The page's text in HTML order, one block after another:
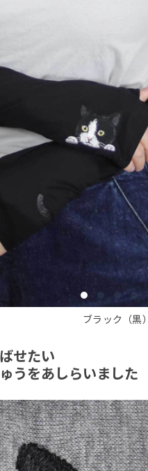
ブラック（黒）
せたい
うをあしらいました